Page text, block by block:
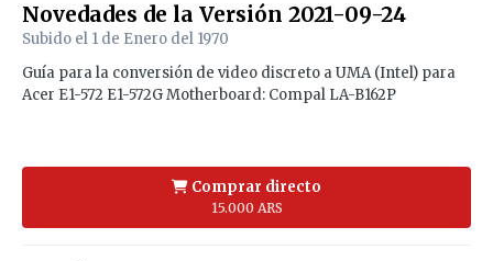
Novedades de la Versión 2021-09-24
Subido el 1 de Enero del 1970
Guía para la conversión de video discreto a UMA (Intel) para
Acer E1-572 E1-572G Motherboard: Compal LA-B162P
Comprar directo
15.000 ARS